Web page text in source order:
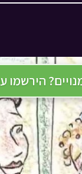
הירשמו